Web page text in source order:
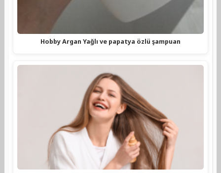
Hobby Argan Yağlı ve papatya özlü şampuan